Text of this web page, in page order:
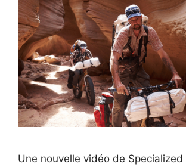
Une nouvelle vidéo de Specialized